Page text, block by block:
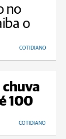
no
o
COTIDIANO
chuva
100
COTIDIANO